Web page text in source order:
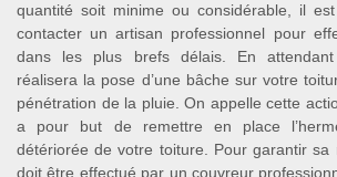
quantité soit minime ou considérable, il
contacter un artisan professionnel pour
dans les plus brefs délais. En
réalisera la pose d’une bâche sur votre
pénétration de la pluie. On appelle cette
a pour but de remettre en place
détériorée de votre toiture. Pour garantir sa
doit être effectué par un couvreur